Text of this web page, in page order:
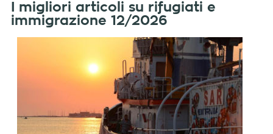
I migliori articoli su rifugiati e
immigrazione 12/2026